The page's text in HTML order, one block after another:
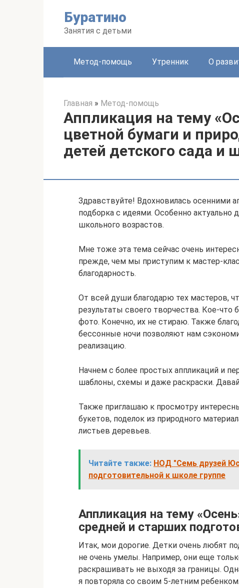
Буратино
Занятия с детьми
Метод-помощь Утренник О
Главная » Метод-помощь
Аппликация на тему
цветной бумаги и
детей детского сада
Здравствуйте! Вдохновилась осенними
подборка с идеями. Особенно актуально
школьного возрастов.
Мне тоже эта тема сейчас очень
прежде, чем мы приступим к мастер-
благодарность.
От всей души благодарю тех мастеров,
результаты своего творчества. Кое-что
фото. Конечно, их не стираю. Также
бессонные ночи позволяют нам
реализацию.
Начнем с более простых аппликаций и
шаблоны, схемы и даже раскраски.
Также приглашаю к просмотру
букетов, поделок из природного
листьев деревьев.
Читайте также: НОД "Семь друзей
подготовительной к школе группе
Аппликация на тему
средней и старших
Итак, мои дорогие. Детки очень любят
не очень умелы. Например, они еще
раскрашивать не выходя за границы.
я повторяла со своим 5-летним